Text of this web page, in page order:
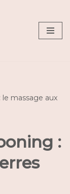
massage aux
: